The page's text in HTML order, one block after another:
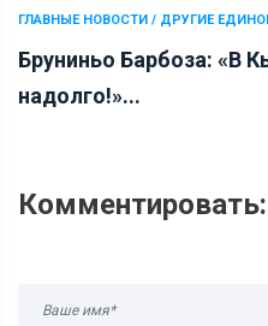
ГЛАВНЫЕ НОВОСТИ / ДРУГИЕ
Бруниньо Барбоза: «В
надолго!»...
Комментировать: